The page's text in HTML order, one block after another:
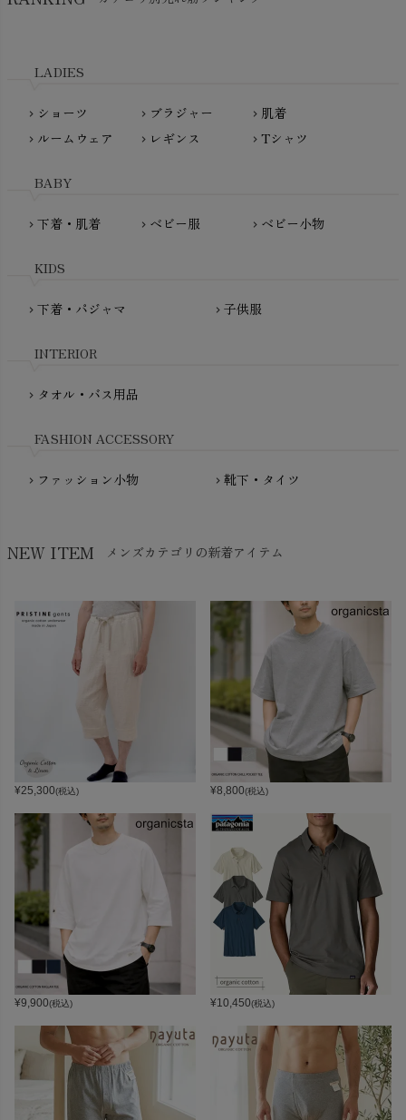
nanadecor（ナナデェコール）
Haruulala（ハルウララ）
PeopleTree（ピープルツリー）
PRISTINE（プリスティン）
fromF（フロムエフ）
Madame MO（マダムモー）
maggies（マギーズ）
MATONA（マトナ）
mini rodini（ミニロディーニ）
My Little Cozmo（マイリトルコズモ）
NewNative（ニューネイティブ）
LADIES
chevron_right ショーツ chevron_right ブラジャー chevron_right 肌着
chevron_right ルームウェア chevron_right レギンス chevron_rightTシャツ
BABY
chevron_right 下着・肌着 chevron_right ベビー服 chevron_right ベビー小物
KIDS
chevron_right 下着・パジャマ chevron_right 子供服
INTERIOR
chevron_right タオル・バス用品
FASHION ACCESSORY
chevron_right ファッション小物 chevron_right 靴下・タイツ
NEW ITEM メンズカテゴリの新着アイテム
¥25,300(税込) ¥8,800(税込)
¥9,900(税込) ¥10,450(税込)